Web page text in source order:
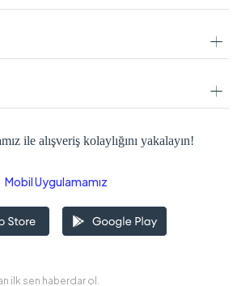
ile alışveriş kolaylığını yakalayın!
Mobil Uygulamamız
ilk sen haberdar ol.